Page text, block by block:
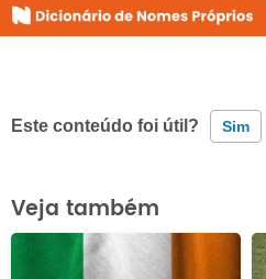
Este conteúdo foi útil? Sim
Este conteúdo contém
Este conteúdo não tem a
Veja também